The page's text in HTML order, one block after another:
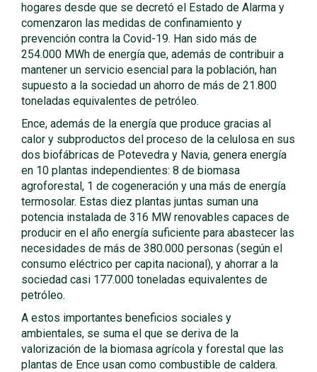
hogares desde que se decretó el Estado de Alarma y
comenzaron las medidas de confinamiento y
prevención contra la Covid-19. Han sido más de
254.000 MWh de energía que, además de contribuir a
mantener un servicio esencial para la población, han
supuesto a la sociedad un ahorro de más de 21.800
toneladas equivalentes de petróleo.
Ence, además de la energía que produce gracias al
calor y subproductos del proceso de la celulosa en sus
dos biofábricas de Potevedra y Navia, genera energía
en 10 plantas independientes: 8 de biomasa
agroforestal, 1 de cogeneración y una más de energía
termosolar. Estas diez plantas juntas suman una
potencia instalada de 316 MW renovables capaces de
producir en el año energía suficiente para abastecer las
necesidades de más de 380.000 personas (según el
consumo eléctrico per capita nacional), y ahorrar a la
sociedad casi 177.000 toneladas equivalentes de
petróleo.
A estos importantes beneficios sociales y
ambientales, se suma el que se deriva de la
valorización de la biomasa agrícola y forestal que las
plantas de Ence usan como combustible de caldera.